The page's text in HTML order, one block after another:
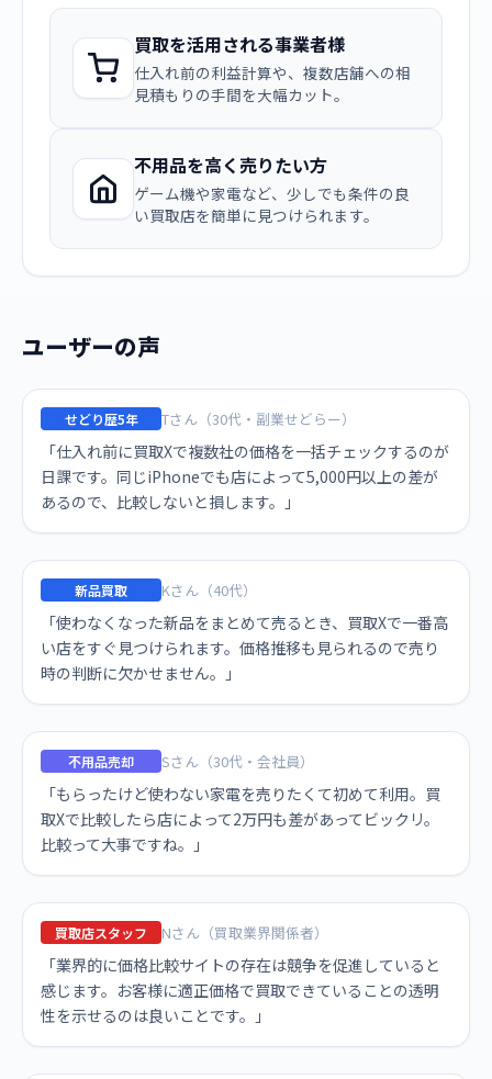
買取を活用される事業者様
仕入れ前の利益計算や、複数店舗への相
見積もりの手間を大幅カット。
不用品を高く売りたい方
ゲーム機や家電など、少しでも条件の良
い買取店を簡単に見つけられます。
ユーザーの声
せどり歴5年 Tさん（30代・副業せどらー）
「仕入れ前に買取Xで複数社の価格を一括チェックするのが
日課です。同じiPhoneでも店によって5,000円以上の差が
あるので、比較しないと損します。」
新品買取 Kさん（40代）
「使わなくなった新品をまとめて売るとき、買取Xで一番高
い店をすぐ見つけられます。価格推移も見られるので売り
時の判断に欠かせません。」
不用品売却 Sさん（30代・会社員）
「もらったけど使わない家電を売りたくて初めて利用。買
取Xで比較したら店によって2万円も差があってビックリ。
比較って大事ですね。」
買取店スタッフ Nさん（買取業界関係者）
「業界的に価格比較サイトの存在は競争を促進していると
感じます。お客様に適正価格で買取できていることの透明
性を示せるのは良いことです。」